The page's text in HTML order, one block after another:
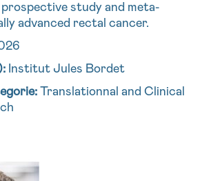
study and meta-
advanced rectal cancer.
Institut Jules Bordet
Translationnal and Clinical